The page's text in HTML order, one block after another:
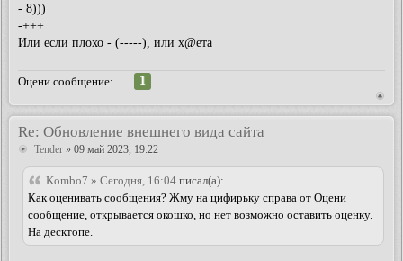
- 8)))
-+++
Или если плохо - (-----), или х@ета
Оцени сообщение:
1
Re: Обновление внешнего вида сайта
Tender » 09 май 2023, 19:22
Kombo7 » Сегодня, 16:04 писал(а):
Как оценивать сообщения? Жму на цифирьку справа от Оцени
сообщение, открывается окошко, но нет возможно оставить оценку.
На десктопе.